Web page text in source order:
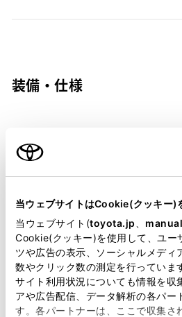
当ウェブサイトはCookie(クッキー)
当ウェブサイト(toyota.jp
Cookie(クッキー)を使用して、ユー
ツや広告の表示、ソーシャルメディ
数やクリック数の測定を行っていま
サイト利用状況についても情報を収
アや広告配信、データ解析の各パー
す。各パートナーは、ここで収集さ
装備・仕様
基本装備
パワステ
パワーウィンドウ
ABS